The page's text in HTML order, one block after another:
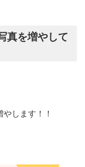
真を増やして
やします！！